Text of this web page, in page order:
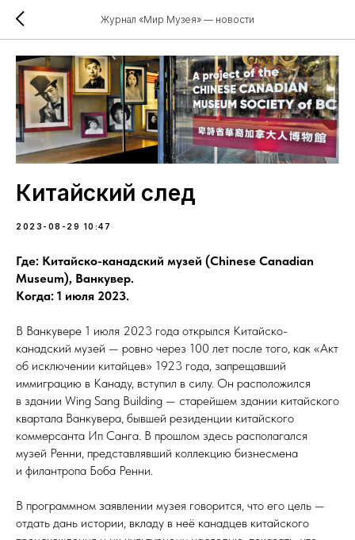
Журнал «Мир Музея» — новости
Китайский след
2023-08-29 10:47
Где: Китайско-канадский музей (Chinese Canadian
Museum), Ванкувер.
Когда: 1 июля 2023.
В Ванкувере 1 июля 2023 года открылся Китайско-
канадский музей — ровно через 100 лет после того, как «Акт
об исключении китайцев» 1923 года, запрещавший
иммиграцию в Канаду, вступил в силу. Он расположился
в здании Wing Sang Building — старейшем здании китайского
квартала Ванкувера, бывшей резиденции китайского
коммерсанта Ип Санга. В прошлом здесь располагался
музей Ренни, представлявший коллекцию бизнесмена
и филантропа Боба Ренни.
В программном заявлении музея говорится, что его цель —
отдать дань истории, вкладу в неё канадцев китайского